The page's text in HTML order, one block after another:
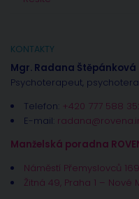
KONTAKTY
Mgr. Radana Štěpánková
Psychoterapeut,
Telefon: +420 777 588
E-mail:
Manželská poradna
Náměstí Přemyslovců
Žitná 49, Praha 1 –